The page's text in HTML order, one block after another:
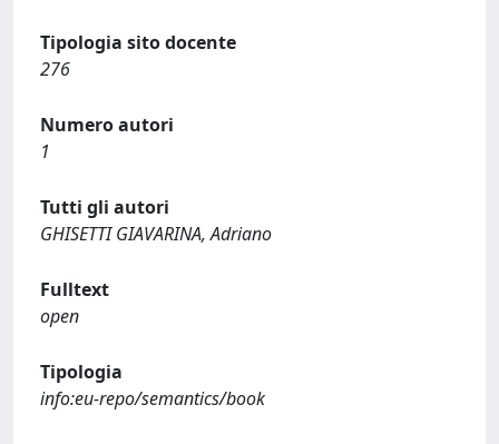
Tipologia sito docente
276
Numero autori
1
Tutti gli autori
GHISETTI GIAVARINA, Adriano
Fulltext
open
Tipologia
info:eu-repo/semantics/book